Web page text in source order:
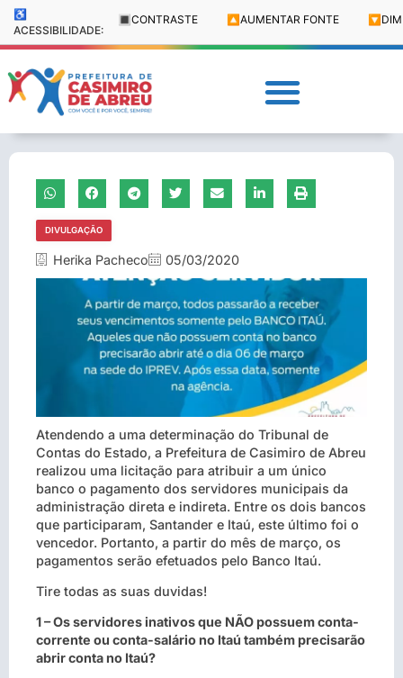
♿
ACESSIBILIDADE:
🔳 CONTRASTE 🔼 AUMENTAR FONTE 🔽
DIVULGAÇÃO
Herika Pacheco 05/03/2020
Atendendo a uma determinação do Tribunal de
Contas do Estado, a Prefeitura de Casimiro de Abreu
realizou uma licitação para atribuir a um único
banco o pagamento dos servidores municipais da
administração direta e indireta. Entre os dois bancos
que participaram, Santander e Itaú, este último foi o
vencedor. Portanto, a partir do mês de março, os
pagamentos serão efetuados pelo Banco Itaú.
Tire todas as suas duvidas!
1 – Os servidores inativos que NÃO possuem conta-
corrente ou conta-salário no Itaú também precisarão
abrir conta no Itaú?